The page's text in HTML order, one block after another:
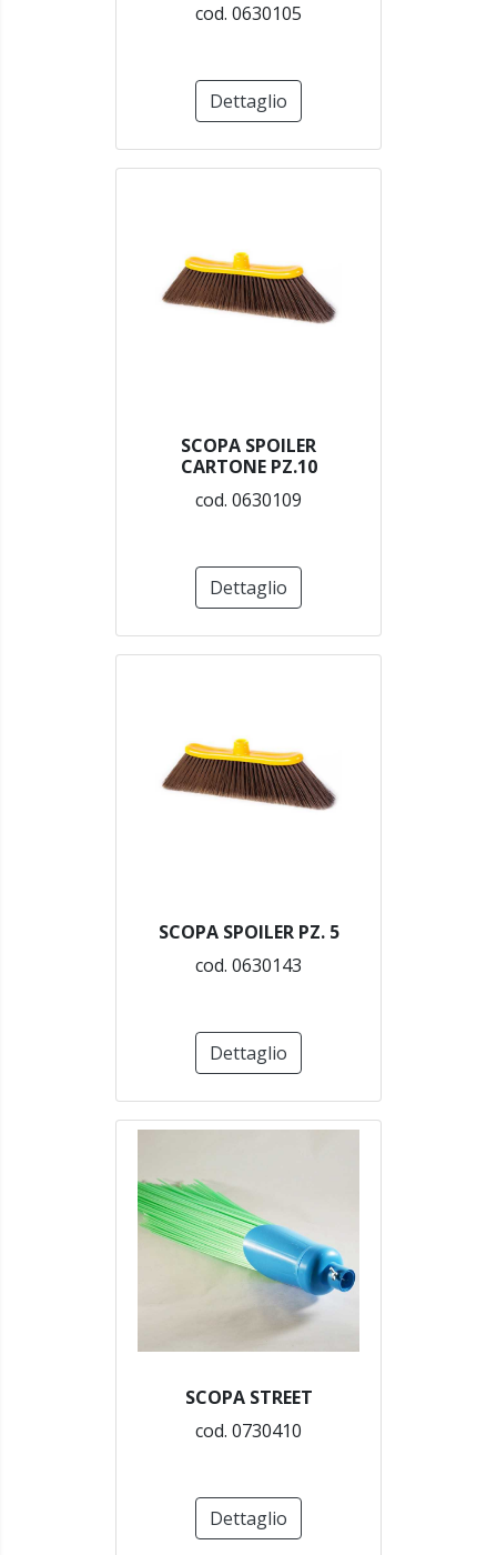
cod. 0630105
Dettaglio
SCOPA SPOILER
CARTONE PZ.10
cod. 0630109
Dettaglio
SCOPA SPOILER PZ. 5
cod. 0630143
Dettaglio
SCOPA STREET
cod. 0730410
Dettaglio